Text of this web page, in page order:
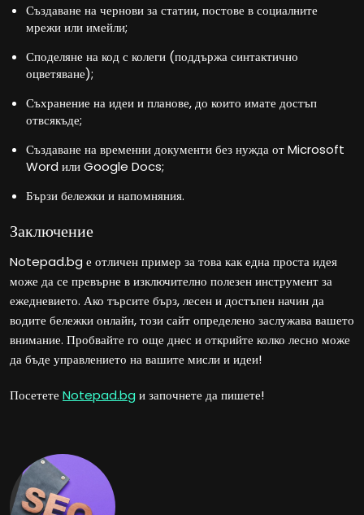
Създаване на чернови за статии, постове в социалните
мрежи или имейли;
Споделяне на код с колеги (поддържа синтактично
оцветяване);
Съхранение на идеи и планове, до които имате достъп
отвсякъде;
Създаване на временни документи без нужда от Microsoft
Word или Google Docs;
Бързи бележки и напомняния.
Заключение
Notepad.bg е отличен пример за това как една проста идея
може да се превърне в изключително полезен инструмент за
ежедневието. Ако търсите бърз, лесен и достъпен начин да
водите бележки онлайн, този сайт определено заслужава вашето
внимание. Пробвайте го още днес и открийте колко лесно може
да бъде управлението на вашите мисли и идеи!
Посетете Notepad.bg и започнете да пишете!